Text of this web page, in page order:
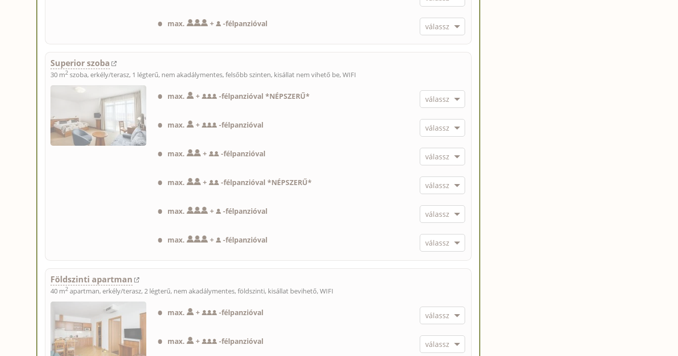
max. + -félpanzióval
Superior szoba
30 m2 szoba, erkély/terasz, 1 légterű, nem akadálymentes, felsőbb szinten, kisállat nem vihető be, WIFI
max. + -félpanzióval *NÉPSZERŰ*
max. + -félpanzióval
max. + -félpanzióval
max. + -félpanzióval *NÉPSZERŰ*
max. + -félpanzióval
max. + -félpanzióval
Földszinti apartman
40 m2 apartman, erkély/terasz, 2 légterű, nem akadálymentes, földszinti, kisállat bevihető, WIFI
max. + -félpanzióval
max. + -félpanzióval